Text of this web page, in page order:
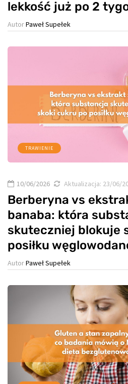
lekkość już po 2
AutorPaweł Supełek
TRAWIENIE
10/06/2026 Aktualizacja: 23/06/
Berberyna vs
banaba: która
skuteczniej blokuje
posiłku
AutorPaweł Supełek